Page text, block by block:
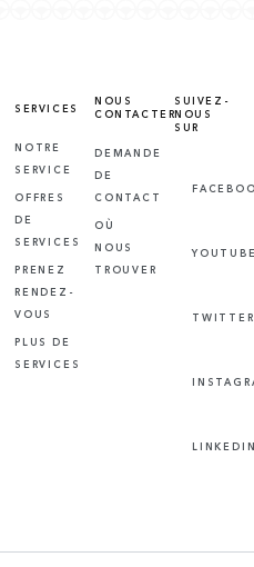
SERVICES
NOTRE
SERVICE
OFFRES
DE
SERVICES
PRENEZ
RENDEZ-
VOUS
PLUS DE
SERVICES
NOUS
CONTACTER
DEMANDE
DE
CONTACT
OÙ
NOUS
TROUVER
SUIVEZ-
NOUS
SUR
TWITTER